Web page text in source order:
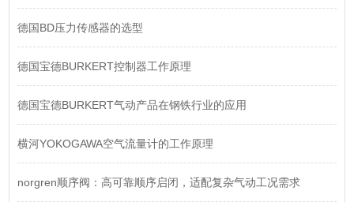
德国BD压力传感器的选型
德国宝德BURKERT控制器工作原理
德国宝德BURKERT气动产品在钢铁行业的应用
横河YOKOGAWA空气流量计的工作原理
norgren顺序阀：高可靠顺序启闭，适配复杂气动工况需求